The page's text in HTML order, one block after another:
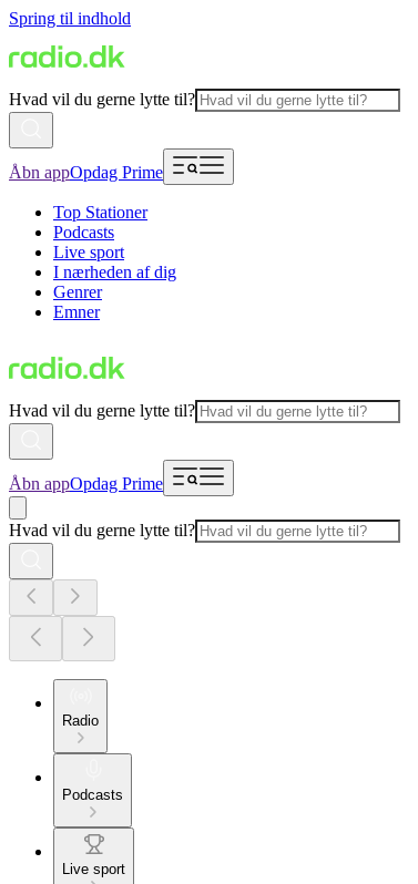
Spring til indhold
Hvad vil du gerne lytte til?
Åbn appOpdag Prime
Top Stationer
Podcasts
Live sport
I nærheden af dig
Genrer
Emner
Hvad vil du gerne lytte til?
Åbn appOpdag Prime
Hvad vil du gerne lytte til?
Radio
Podcasts
Live sport